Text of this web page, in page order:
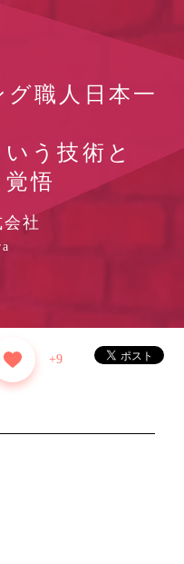
職人日本一
う技術と
悟
社
+9